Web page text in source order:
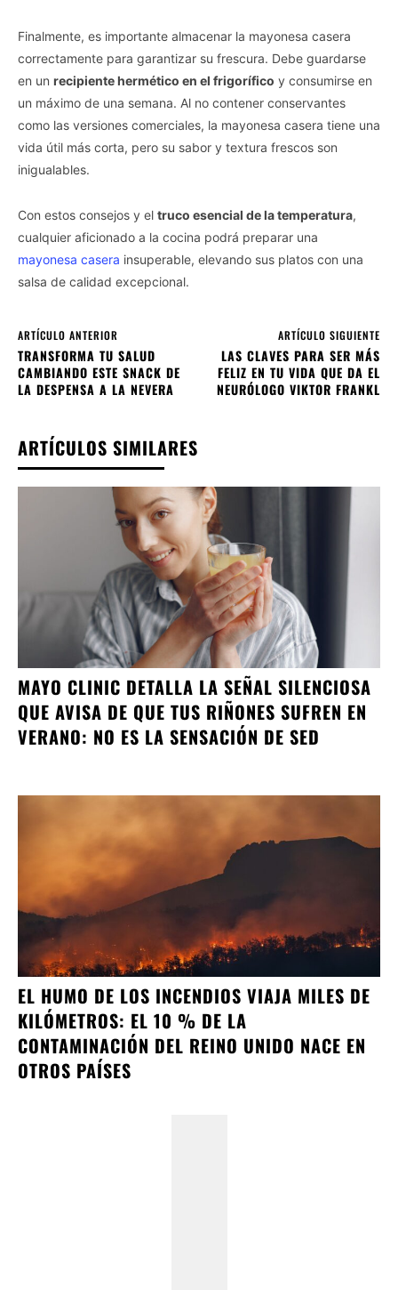
Finalmente, es importante almacenar la mayonesa casera
correctamente para garantizar su frescura. Debe guardarse
en un recipiente hermético en el frigorífico y consumirse en
un máximo de una semana. Al no contener conservantes
como las versiones comerciales, la mayonesa casera tiene una
vida útil más corta, pero su sabor y textura frescos son
inigualables.
Con estos consejos y el truco esencial de la temperatura,
cualquier aficionado a la cocina podrá preparar una
mayonesa casera insuperable, elevando sus platos con una
salsa de calidad excepcional.
ARTÍCULO ANTERIOR
TRANSFORMA TU SALUD
CAMBIANDO ESTE SNACK DE
LA DESPENSA A LA NEVERA
ARTÍCULO SIGUIENTE
LAS CLAVES PARA SER MÁS
FELIZ EN TU VIDA QUE DA EL
NEURÓLOGO VIKTOR FRANKL
ARTÍCULOS SIMILARES
MAYO CLINIC DETALLA LA SEÑAL SILENCIOSA
QUE AVISA DE QUE TUS RIÑONES SUFREN EN
VERANO: NO ES LA SENSACIÓN DE SED
EL HUMO DE LOS INCENDIOS VIAJA MILES DE
KILÓMETROS: EL 10 % DE LA
CONTAMINACIÓN DEL REINO UNIDO NACE EN
OTROS PAÍSES